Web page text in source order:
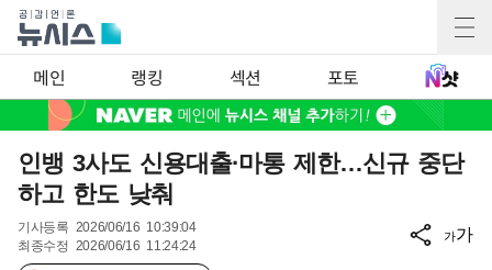
메인 랭킹 섹션 포토
인뱅 3사도 신용대출·마통 제한…신규 중단
하고 한도 낮춰
기사등록 2026/06/16 10:39:04
최종수정 2026/06/16 11:24:24
가가